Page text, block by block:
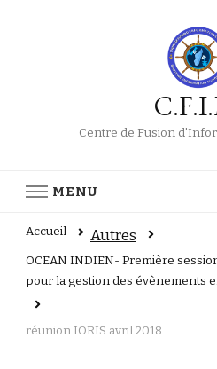
Centre de Fusion
MENU
Accueil Autres
OCEAN INDIEN- Première
pour la gestion des évènements
réunion IORIS avril 2018